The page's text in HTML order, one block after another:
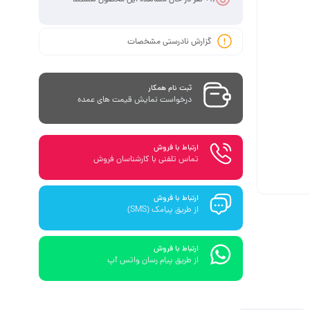
گزارش نادرستی مشخصات
ثبت نام همکار
درخواست نمایش قیمت های عمده
ارتباط با فروش
تماس تلفنی با کارشناسان فروش
ارتباط با فروش
از طریق پیامک (SMS)
ارتباط با فروش
از طریق پیام رسان واتس آپ